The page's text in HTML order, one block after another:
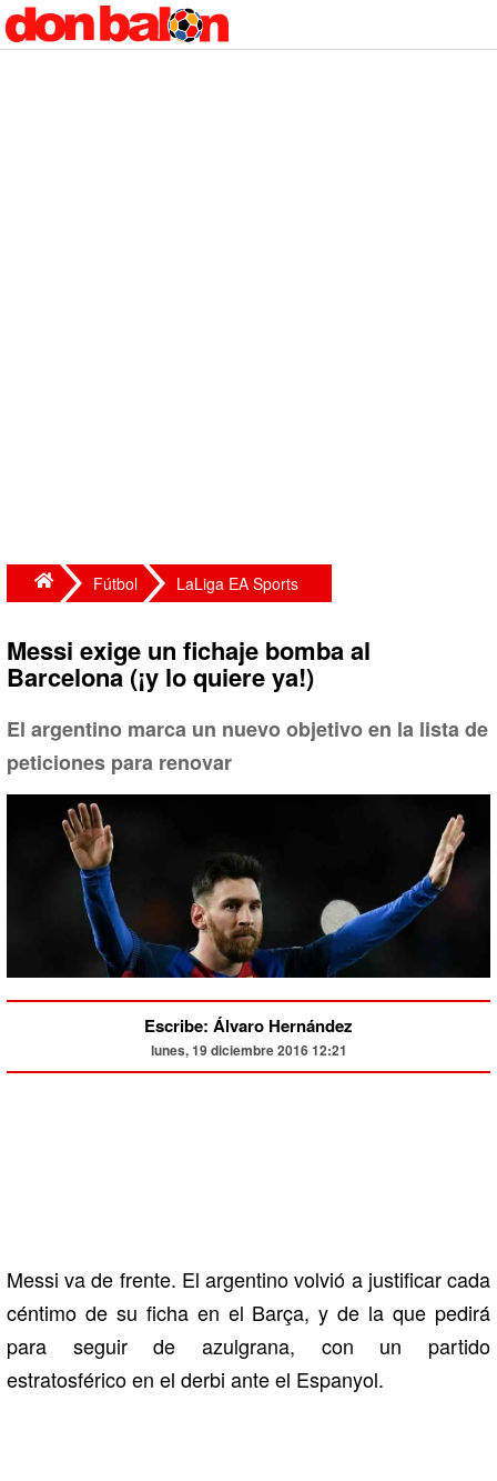
Fútbol LaLiga EA Sports
Messi exige un fichaje bomba al
Barcelona (¡y lo quiere ya!)
El argentino marca un nuevo objetivo en la lista de
peticiones para renovar
Escribe: Álvaro Hernández
lunes, 19 diciembre 2016 12:21
Messi va de frente. El argentino volvió a justificar cada
céntimo de su ficha en el Barça, y de la que pedirá
para seguir de azulgrana, con un partido
estratosférico en el derbi ante el Espanyol.